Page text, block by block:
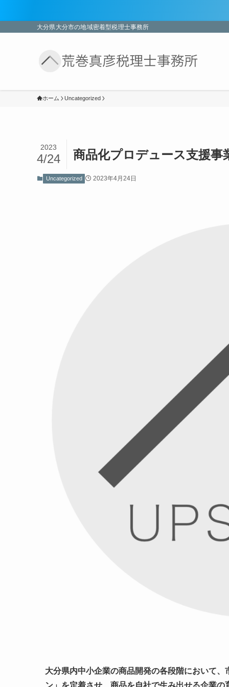
大分県大分市の地域密着型税理士事務所
ホーム Uncategorized
商品化プロデュース支援事
2023
4/24
Uncategorized 2023年4月24日
大分県内中小企業の商品開発の各段階において
ン」を定着させ、商品を自社で生み出せる企業の